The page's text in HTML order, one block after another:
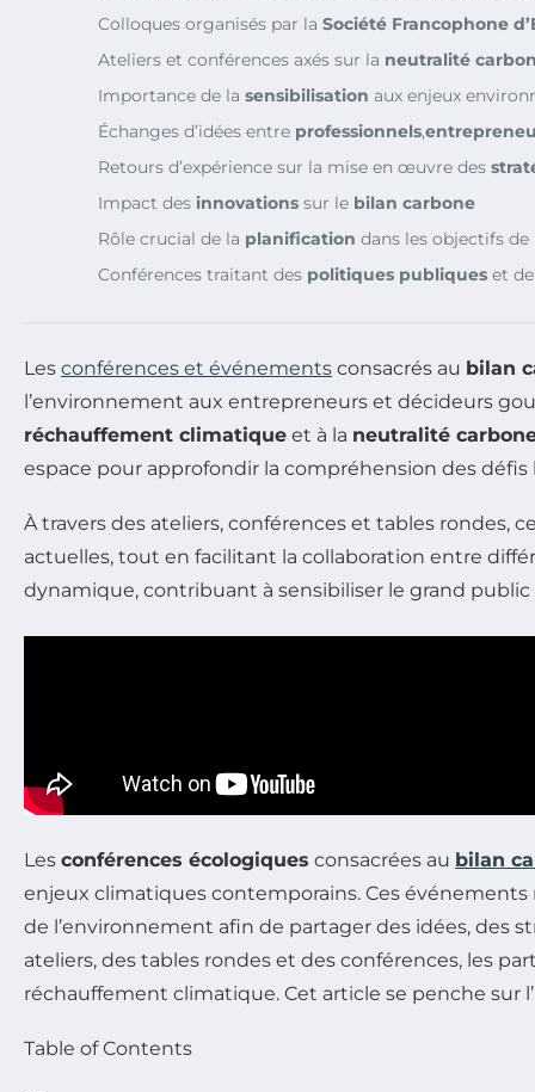
Colloques organisés par la Société Francophone
Ateliers et conférences axés sur la neutralité
Importance de la sensibilisation aux enjeux
Échanges d’idées entre professionnels,
Retours d’expérience sur la mise en œuvre des
Impact des innovations sur le bilan carbone
Rôle crucial de la planification dans les objectifs de
Conférences traitant des politiques publiques et
Les conférences et événements consacrés au bilan
l’environnement aux entrepreneurs et décideurs
réchauffement climatique et à la neutralité
espace pour approfondir la compréhension des
À travers des ateliers, conférences et tables rondes,
actuelles, tout en facilitant la collaboration entre
dynamique, contribuant à sensibiliser le grand
Les conférences écologiques consacrées au bilan
enjeux climatiques contemporains. Ces
de l’environnement afin de partager des idées, des
ateliers, des tables rondes et des conférences, les
réchauffement climatique. Cet article se penche sur
Table of Contents